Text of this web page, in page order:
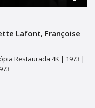
Mute
Lafont, Françoise
Restaurada 4K | 1973 |